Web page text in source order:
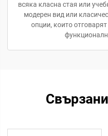
всяка класна стая или
модерен вид или
опции, които